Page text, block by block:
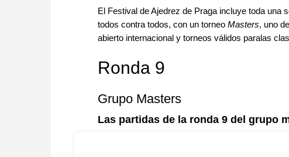
El Festival de Ajedrez de Praga incluye toda una
todos contra todos, con un torneo Masters, uno de
abierto internacional y torneos válidos paralas
Ronda 9
Grupo Masters
Las partidas de la ronda 9 del grupo